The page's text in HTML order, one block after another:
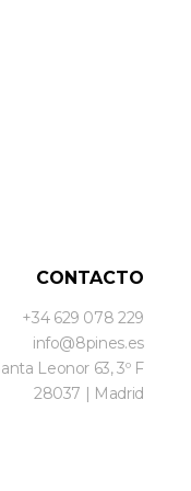
CONTACTO
+34 629 078 229
info@8pines.es
Leonor 63, 3º F
28037 | Madrid